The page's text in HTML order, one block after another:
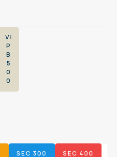
VI
P
B
5
0
0
SEC 300 SEC 400